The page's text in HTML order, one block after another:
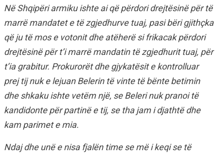
Në Shqipëri armiku ishte ai që përdori drejtësinë për të
marrë mandatet e të zgjedhurve tuaj, pasi bëri gjithçka
që ju të mos e votonit dhe atëherë si frikacak përdori
drejtësinë për t’i marrë mandatin të zgjedhurit tuaj, për
t’ia grabitur. Prokurorët dhe gjykatësit e kontrolluar
prej tij nuk e lejuan Belerin të vinte të bënte betimin
dhe shkaku ishte vetëm një, se Beleri nuk pranoi të
kandidonte për partinë e tij, se tha jam i djathtë dhe
kam parimet e mia.
Ndaj dhe unë e nisa fjalën time se më i keqi se të